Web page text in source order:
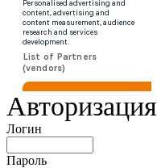
Авторизация
Логин
Пароль